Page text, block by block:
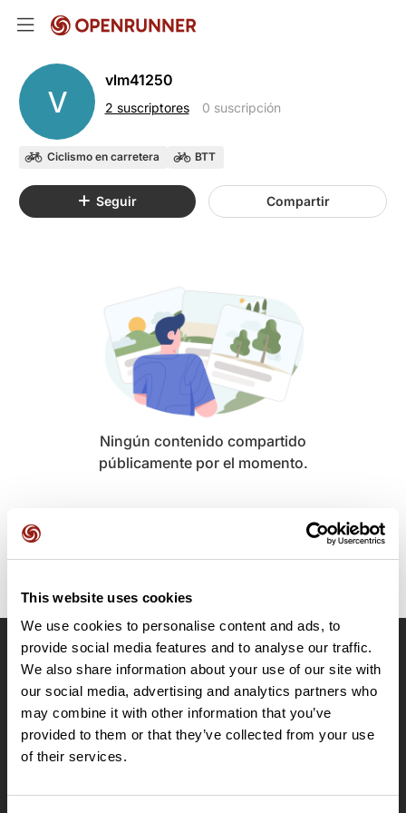
This website uses cookies
We use cookies to personalise content and ads, to
provide social media features and to analyse our traffic.
We also share information about your use of our site with
our social media, advertising and analytics partners who
may combine it with other information that you’ve
provided to them or that they’ve collected from your use
of their services.
V
vlm41250
2 suscriptores 0 suscripción
Ciclismo en carretera BTT
Seguir Compartir
Ningún contenido compartido
públicamente por el momento.
OpenRunner
Equipo
Empleo
A proposito
Contacto